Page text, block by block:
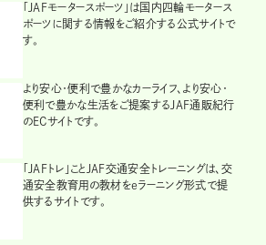
「JAFモータースポーツ」は国内四輪モータース
ポーツに関する情報をご紹介する公式サイトで
す。
より安心・便利で豊かなカーライフ、より安心・
便利で豊かな生活をご提案するJAF通販紀行
のECサイトです。
「JAFトレ」ことJAF交通安全トレーニングは、交
通安全教育用の教材をeラーニング形式で提
供するサイトです。